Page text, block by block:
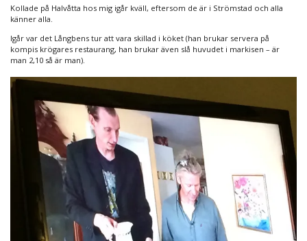
i
getost
Kollade på Halvåtta hos mig igår kväll, eftersom de är i Strömstad och alla
känner alla.
Igår var det Långbens tur att vara skillad i köket (han brukar servera på
kompis krögares restaurang, han brukar även slå huvudet i markisen – är
man 2,10 så är man).